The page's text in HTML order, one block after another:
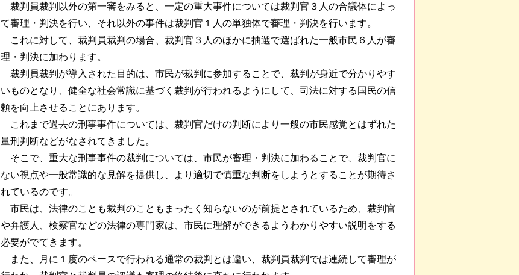
裁判員裁判以外の第一審をみると、一定の重大事件については裁判官３人の合議体によっ
て審理・判決を行い、それ以外の事件は裁判官１人の単独体で審理・判決を行います。
これに対して、裁判員裁判の場合、裁判官３人のほかに抽選で選ばれた一般市民６人が審
理・判決に加わります。
裁判員裁判が導入された目的は、市民が裁判に参加することで、裁判が身近で分かりやす
いものとなり、健全な社会常識に基づく裁判が行われるようにして、司法に対する国民の信
頼を向上させることにあります。
これまで過去の刑事事件については、裁判官だけの判断により一般の市民感覚とはずれた
量刑判断などがなされてきました。
そこで、重大な刑事事件の裁判については、市民が審理・判決に加わることで、裁判官に
ない視点や一般常識的な見解を提供し、より適切で慎重な判断をしようとすることが期待さ
れているのです。
市民は、法律のことも裁判のこともまったく知らないのが前提とされているため、裁判官
や弁護人、検察官などの法律の専門家は、市民に理解ができるようわかりやすい説明をする
必要がでてきます。
また、月に１度のペースで行われる通常の裁判とは違い、裁判員裁判では連続して審理が